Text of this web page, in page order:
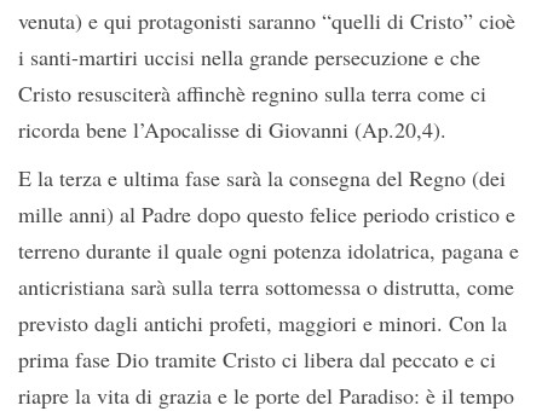
venuta) e qui protagonisti saranno “quelli di Cristo” cioè
i santi-martiri uccisi nella grande persecuzione e che
Cristo resusciterà affinchè regnino sulla terra come ci
ricorda bene l’Apocalisse di Giovanni (Ap.20,4).
E la terza e ultima fase sarà la consegna del Regno (dei
mille anni) al Padre dopo questo felice periodo cristico e
terreno durante il quale ogni potenza idolatrica, pagana e
anticristiana sarà sulla terra sottomessa o distrutta, come
previsto dagli antichi profeti, maggiori e minori. Con la
prima fase Dio tramite Cristo ci libera dal peccato e ci
riapre la vita di grazia e le porte del Paradiso: è il tempo